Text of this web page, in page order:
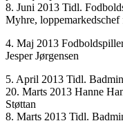
8. Juni 2013 Tidl.
Myhre, loppemarkedschef
4. Maj 2013
Jesper Jørgensen
5. April 2013 Tidl.
20. Marts 2013 Hanne
Støttan
8. Marts 2013 Tidl.